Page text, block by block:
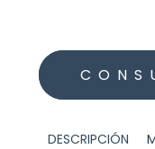
DESCRIPCIÓN